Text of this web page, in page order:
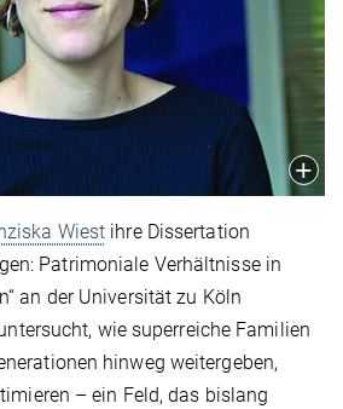
Wiest ihre Dissertation
Patrimoniale Verhältnisse in
an der Universität zu Köln
wie superreiche Familien
hinweg weitergeben,
– ein Feld, das bislang